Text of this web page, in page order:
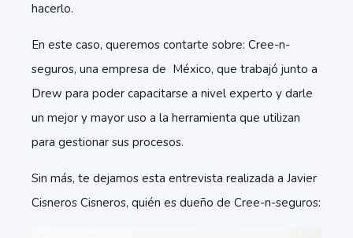
hacerlo.
En este caso, queremos contarte sobre: Cree-n-
seguros, una empresa de México, que trabajó junto a
Drew para poder capacitarse a nivel experto y darle
un mejor y mayor uso a la herramienta que utilizan
para gestionar sus procesos.
Sin más, te dejamos esta entrevista realizada a Javier
Cisneros Cisneros, quién es dueño de Cree-n-seguros: